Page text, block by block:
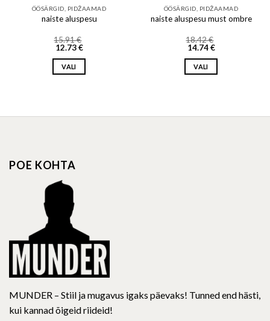
ÖÖSÄRGID, PIDŽAAMAD
naiste aluspesu
15.91€
12.73€
VALI
multiple
may
chosen
on
the
product
page
ÖÖSÄRGID, PIDŽAAMAD
naiste aluspesu must ombre
18.42€
14.74€
VALI
multiple
POE KOHTA
MUNDER – Stiil ja mugavus igaks päevaks! Tunned end hästi,
kui kannad õigeid riideid!